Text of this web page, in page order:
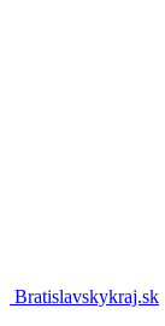
Bratislavskykraj.sk